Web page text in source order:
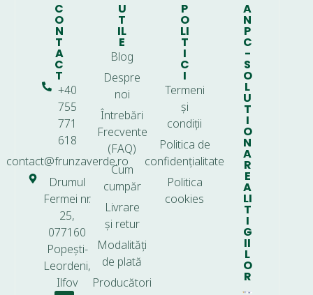
C
O
N
T
A
C
T
+40
755
771
618
contact@frunzaverde.ro
Drumul
Fermei nr.
25,
077160
Popești-
Leordeni,
Ilfov
U
T
IL
E
Blog
Despre
noi
Întrebări
Frecvente
(FAQ)
Cum
cumpăr
Livrare
și retur
Modalități
de plată
Producători
P
O
LI
T
I
C
I
Termeni
și
condiții
Politica de
confidențialitate
Politica
cookies
A
N
P
C
-
S
O
L
U
T
I
O
N
A
R
E
A
LI
T
I
G
II
L
O
R